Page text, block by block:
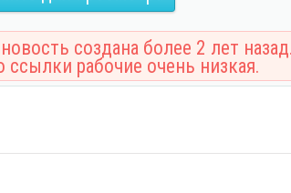
создана более 2 лет назад.
ссылки рабочие очень низкая.